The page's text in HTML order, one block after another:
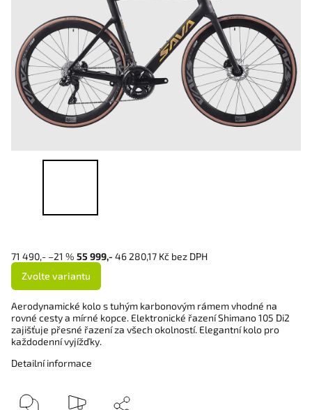
71 490,- –21 % 55 999,- 46 280,17 Kč bez DPH
Zvolte variantu
Aerodynamické kolo s tuhým karbonovým rámem vhodné na
rovné cesty a mírné kopce. Elektronické řazení Shimano 105 Di2
zajišťuje přesné řazení za všech okolností. Elegantní kolo pro
každodenní vyjížďky.
Detailní informace